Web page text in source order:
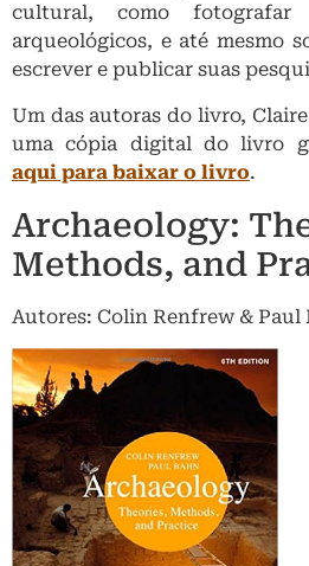
cultural, como
arqueológicos, e até mesmo
escrever e publicar suas
Um das autoras do livro,
uma cópia digital do livro
aqui para baixar o livro.
Archaeology:
Methods, and
Autores: Colin Renfrew & Paul